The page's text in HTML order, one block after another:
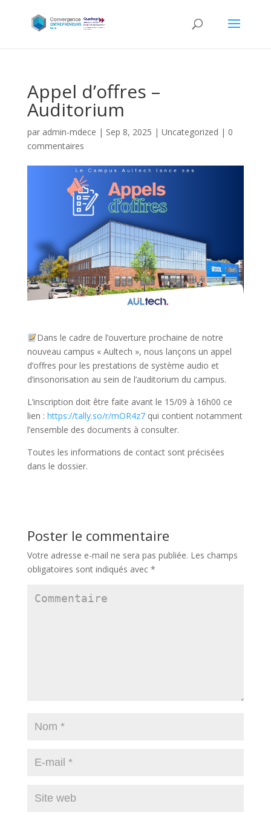
Appel d’offres –
Auditorium
par admin-mdece | Sep 8, 2025 | Uncategorized | 0
commentaires
Dans le cadre de l’ouverture prochaine de notre
nouveau campus « Aultech », nous lançons un appel
d’offres pour les prestations de système audio et
d’insonorisation au sein de l’auditorium du campus.
L’inscription doit être faite avant le 15/09 à 16h00 ce
lien : https://tally.so/r/mOR4z7qui contient notamment
l’ensemble des documents à consulter.
Toutes les informations de contact sont précisées
dans le dossier.
Poster le commentaire
Votre adresse e-mail ne sera pas publiée. Les champs
obligatoires sont indiqués avec *